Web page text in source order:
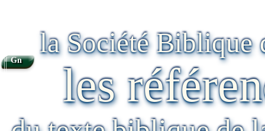
la Société Biblique
les
Gn